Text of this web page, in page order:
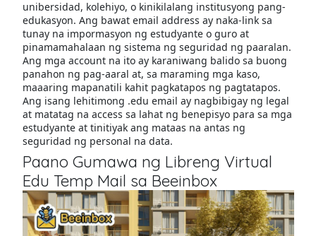
unibersidad, kolehiyo, o kinikilalang institusyong pang-
edukasyon. Ang bawat email address ay naka-link sa
tunay na impormasyon ng estudyante o guro at
pinamamahalaan ng sistema ng seguridad ng paaralan.
Ang mga account na ito ay karaniwang balido sa buong
panahon ng pag-aaral at, sa maraming mga kaso,
maaaring mapanatili kahit pagkatapos ng pagtatapos.
Ang isang lehitimong .edu email ay nagbibigay ng legal
at matatag na access sa lahat ng benepisyo para sa mga
estudyante at tinitiyak ang mataas na antas ng
seguridad ng personal na data.
Paano Gumawa ng Libreng Virtual
Edu Temp Mail sa Beeinbox